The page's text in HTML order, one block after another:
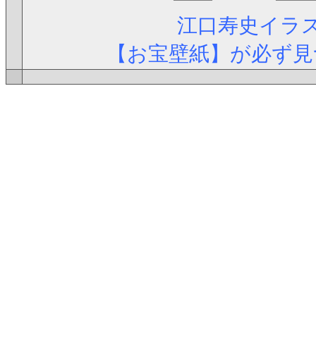
江口寿史イラ
【お宝壁紙】が必ず